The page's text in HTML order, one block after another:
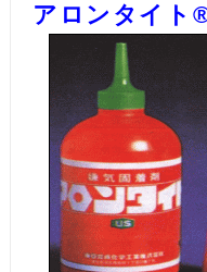
アロンタイト